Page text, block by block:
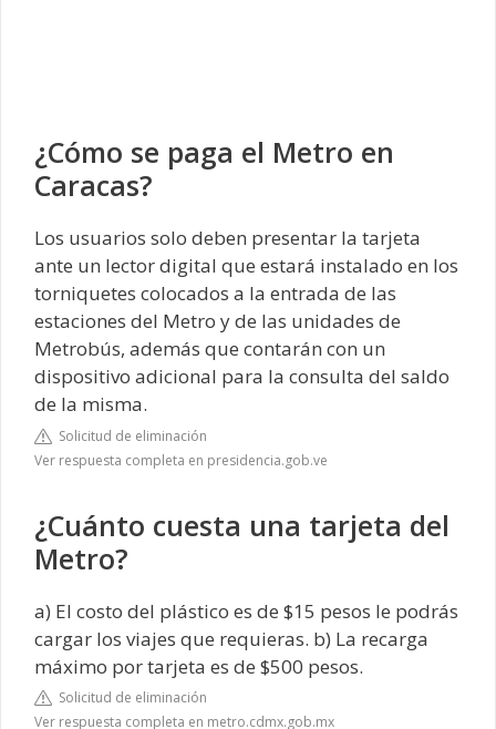
¿Cómo se paga el Metro en
Caracas?
Los usuarios solo deben presentar la tarjeta
ante un lector digital que estará instalado en los
torniquetes colocados a la entrada de las
estaciones del Metro y de las unidades de
Metrobús, además que contarán con un
dispositivo adicional para la consulta del saldo
de la misma.
Solicitud de eliminación
Ver respuesta completa en presidencia.gob.ve
¿Cuánto cuesta una tarjeta del
Metro?
a) El costo del plástico es de $15 pesos le podrás
cargar los viajes que requieras. b) La recarga
máximo por tarjeta es de $500 pesos.
Solicitud de eliminación
Ver respuesta completa en metro.cdmx.gob.mx